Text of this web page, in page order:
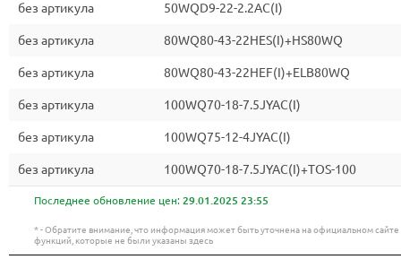
без артикула 50WQD9-22-2.2AC(I)
без артикула 80WQ80-43-22HES(I)+HS80WQ
без артикула 80WQ80-43-22HEF(I)+ELB80WQ
без артикула 100WQ70-18-7.5JYAC(I)
без артикула 100WQ75-12-4JYAC(I)
без артикула 100WQ70-18-7.5JYAC(I)+TOS-100
Последнее обновление цен: 29.01.2025 23:55
* - Обратите внимание, что информация может быть уточнена на официальном
функций, которые не были указаны здесь